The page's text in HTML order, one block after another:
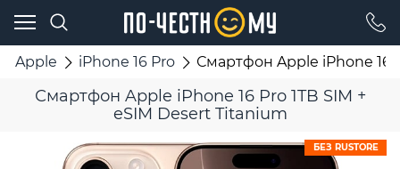
Apple iPhone 16 Pro Смартфон Apple iPhone 16
Смартфон Apple iPhone 16 Pro 1TB SIM +
eSIM Desert Titanium
БЕЗ RUSTORE